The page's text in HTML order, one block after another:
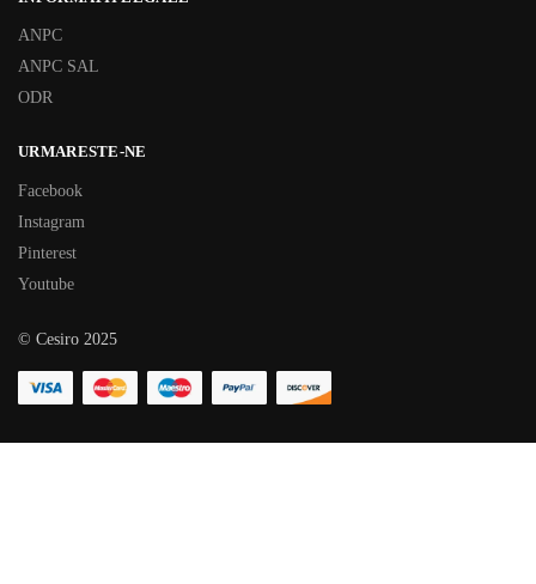
ANPC
ANPC SAL
ODR
URMARESTE-NE
Facebook
Instagram
Pinterest
Youtube
© Cesiro 2025